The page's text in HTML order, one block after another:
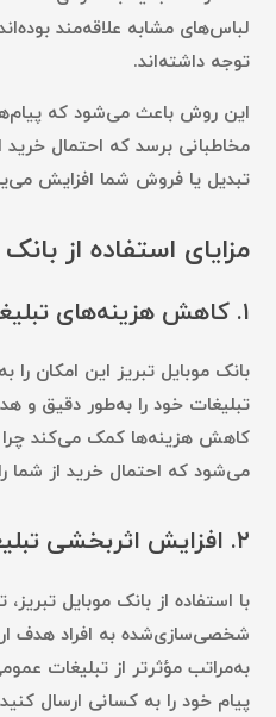
لباس‌های مشابه علاقه‌مند
توجه داشته‌اند.
این روش باعث می‌شود که
مخاطبانی برسد که احتمال خرید
تبدیل یا فروش شما افزایش
مزایای استفاده از بانک
۱. کاهش هزینه‌های
بانک موبایل تبریز این امکان
تبلیغات خود را به‌طور دقیق و
کاهش هزینه‌ها کمک می‌کند چرا
می‌شود که احتمال خرید از شما را
۲. افزایش اثربخشی
با استفاده از بانک موبایل
شخصی‌سازی‌شده به افراد هدف
به‌مراتب مؤثرتر از تبلیغات
پیام خود را به کسانی ارسال